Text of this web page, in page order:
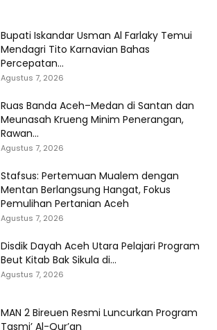
Bupati Iskandar Usman Al Farlaky Temui
Mendagri Tito Karnavian Bahas
Percepatan...
Agustus 7, 2026
Ruas Banda Aceh–Medan di Santan dan
Meunasah Krueng Minim Penerangan,
Rawan...
Agustus 7, 2026
Stafsus: Pertemuan Mualem dengan
Mentan Berlangsung Hangat, Fokus
Pemulihan Pertanian Aceh
Agustus 7, 2026
Disdik Dayah Aceh Utara Pelajari Program
Beut Kitab Bak Sikula di...
Agustus 7, 2026
MAN 2 Bireuen Resmi Luncurkan Program
Tasmi’ Al-Qur’an